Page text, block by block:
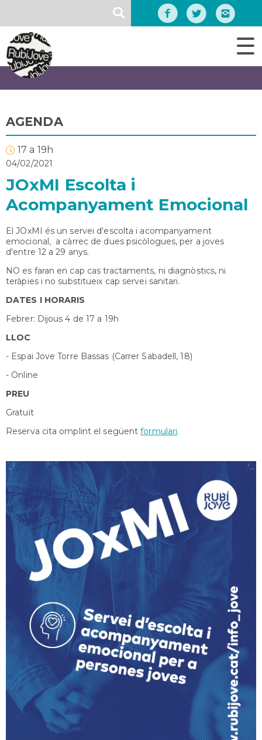
contingut
☰
AGENDA
17 a 19h
04/02/2021
JOxMI Escolta i
Acompanyament Emocional
El JOxMI és un servei d'escolta i acompanyament
emocional, a càrrec de dues psicòlogues, per a joves
d'entre 12 a 29 anys.
NO es faran en cap cas tractaments, ni diagnòstics, ni
teràpies i no substitueix cap servei sanitari.
DATES I HORARIS
Febrer: Dijous 4 de 17 a 19h
LLOC
- Espai Jove Torre Bassas (Carrer Sabadell, 18)
- Online
PREU
Gratuït
Reserva cita omplint el següentformulari.